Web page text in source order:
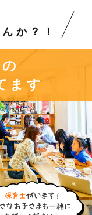
か？！
ます